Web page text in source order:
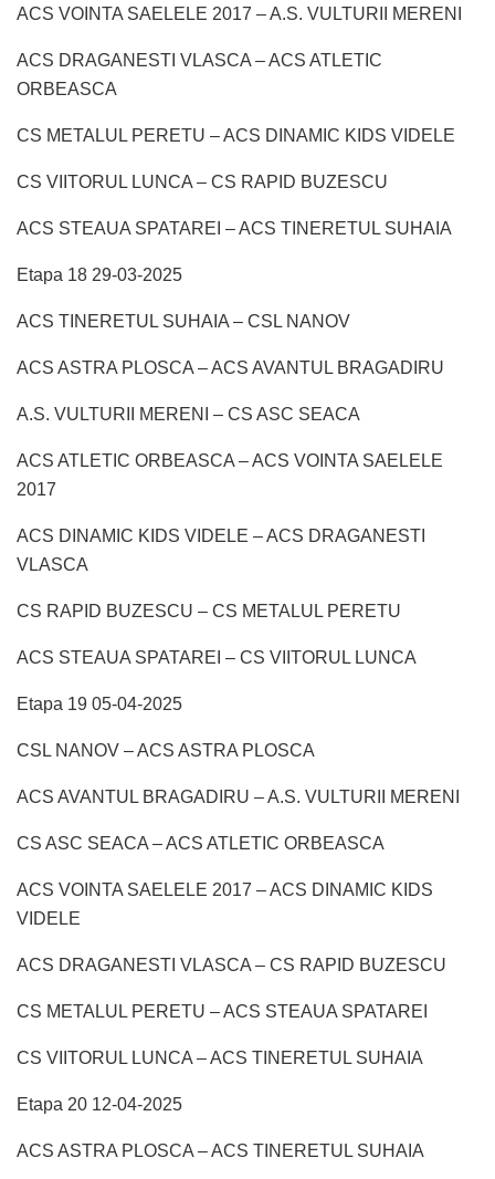
ACS VOINTA SAELELE 2017 – A.S. VULTURII MERENI
ACS DRAGANESTI VLASCA – ACS ATLETIC
ORBEASCA
CS METALUL PERETU – ACS DINAMIC KIDS VIDELE
CS VIITORUL LUNCA – CS RAPID BUZESCU
ACS STEAUA SPATAREI – ACS TINERETUL SUHAIA
Etapa 18 29-03-2025
ACS TINERETUL SUHAIA – CSL NANOV
ACS ASTRA PLOSCA – ACS AVANTUL BRAGADIRU
A.S. VULTURII MERENI – CS ASC SEACA
ACS ATLETIC ORBEASCA – ACS VOINTA SAELELE
2017
ACS DINAMIC KIDS VIDELE – ACS DRAGANESTI
VLASCA
CS RAPID BUZESCU – CS METALUL PERETU
ACS STEAUA SPATAREI – CS VIITORUL LUNCA
Etapa 19 05-04-2025
CSL NANOV – ACS ASTRA PLOSCA
ACS AVANTUL BRAGADIRU – A.S. VULTURII MERENI
CS ASC SEACA – ACS ATLETIC ORBEASCA
ACS VOINTA SAELELE 2017 – ACS DINAMIC KIDS
VIDELE
ACS DRAGANESTI VLASCA – CS RAPID BUZESCU
CS METALUL PERETU – ACS STEAUA SPATAREI
CS VIITORUL LUNCA – ACS TINERETUL SUHAIA
Etapa 20 12-04-2025
ACS ASTRA PLOSCA – ACS TINERETUL SUHAIA